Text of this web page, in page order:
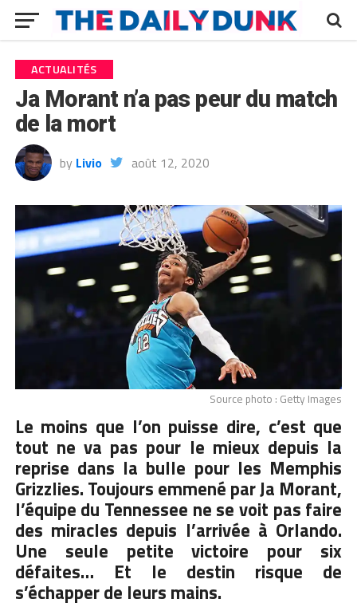
ACTUALITÉS
Ja Morant n’a pas peur du match
de la mort
by Livio août 12, 2020
Source photo : Getty Images
Le moins que l’on puisse dire, c’est que
tout ne va pas pour le mieux depuis la
reprise dans la bulle pour les Memphis
Grizzlies. Toujours emmené par Ja Morant,
l’équipe du Tennessee ne se voit pas faire
des miracles depuis l’arrivée à Orlando.
Une seule petite victoire pour six
défaites… Et le destin risque de
s’échapper de leurs mains.